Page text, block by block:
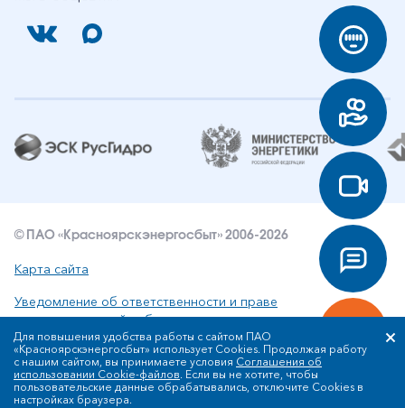
© ПАО «Красноярскэнергосбыт» 2006-2026
Карта сайта
Уведомление об ответственности и праве
интеллектуальной собственности
Политика ПАО «Красноярскэнергосбыт» в отношении
обработки персональных данных
Для повышения удобства работы с сайтом ПАО
«Красноярскэнергосбыт» использует Cookies. Продолжая работу
с нашим сайтом, вы принимаете условия Соглашения об
использовании Cookie-файлов. Если вы не хотите, чтобы
пользовательские данные обрабатывались, отключите Cookies в
настройках браузера.